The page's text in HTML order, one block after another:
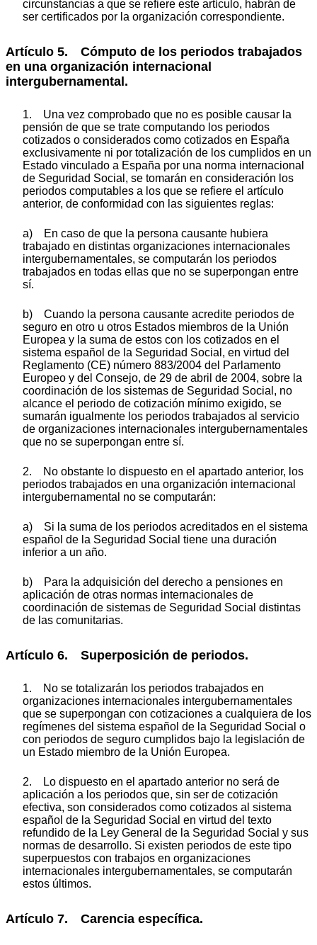
circunstancias a que se refiere este artículo, habrán de
ser certificados por la organización correspondiente.
Artículo 5. Cómputo de los periodos trabajados
en una organización internacional
intergubernamental.
1. Una vez comprobado que no es posible causar la
pensión de que se trate computando los periodos
cotizados o considerados como cotizados en España
exclusivamente ni por totalización de los cumplidos en un
Estado vinculado a España por una norma internacional
de Seguridad Social, se tomarán en consideración los
periodos computables a los que se refiere el artículo
anterior, de conformidad con las siguientes reglas:
a) En caso de que la persona causante hubiera
trabajado en distintas organizaciones internacionales
intergubernamentales, se computarán los periodos
trabajados en todas ellas que no se superpongan entre
sí.
b) Cuando la persona causante acredite periodos de
seguro en otro u otros Estados miembros de la Unión
Europea y la suma de estos con los cotizados en el
sistema español de la Seguridad Social, en virtud del
Reglamento (CE) número 883/2004 del Parlamento
Europeo y del Consejo, de 29 de abril de 2004, sobre la
coordinación de los sistemas de Seguridad Social, no
alcance el periodo de cotización mínimo exigido, se
sumarán igualmente los periodos trabajados al servicio
de organizaciones internacionales intergubernamentales
que no se superpongan entre sí.
2. No obstante lo dispuesto en el apartado anterior, los
periodos trabajados en una organización internacional
intergubernamental no se computarán:
a) Si la suma de los periodos acreditados en el sistema
español de la Seguridad Social tiene una duración
inferior a un año.
b) Para la adquisición del derecho a pensiones en
aplicación de otras normas internacionales de
coordinación de sistemas de Seguridad Social distintas
de las comunitarias.
Artículo 6. Superposición de periodos.
1. No se totalizarán los periodos trabajados en
organizaciones internacionales intergubernamentales
que se superpongan con cotizaciones a cualquiera de los
regímenes del sistema español de la Seguridad Social o
con periodos de seguro cumplidos bajo la legislación de
un Estado miembro de la Unión Europea.
2. Lo dispuesto en el apartado anterior no será de
aplicación a los periodos que, sin ser de cotización
efectiva, son considerados como cotizados al sistema
español de la Seguridad Social en virtud del texto
refundido de la Ley General de la Seguridad Social y sus
normas de desarrollo. Si existen periodos de este tipo
superpuestos con trabajos en organizaciones
internacionales intergubernamentales, se computarán
estos últimos.
Artículo 7. Carencia específica.